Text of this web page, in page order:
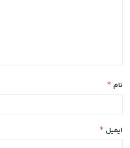
نام *
ایمیل *